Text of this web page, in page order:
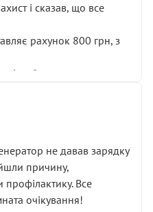
і сказав, що все
рахунок 800 грн, з
системи
і жодної реальної
Після
повернули, що
і скрип у гальмах
не давав зарядку
причину,
профілактику. Все
очікування!